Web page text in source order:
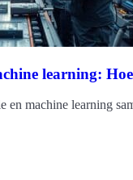
learning:
en machine learning